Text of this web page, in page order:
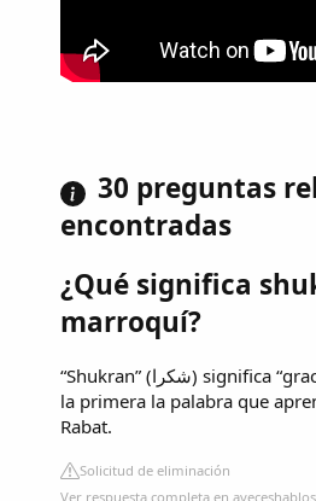
30 preguntas
encontradas
¿Qué significa
marroquí?
“Shukran” (شكرا) significa “gracias” en árabe y fue
la primera la palabra que
Rabat.
Solicitud de eliminación
Ver respuesta completa en